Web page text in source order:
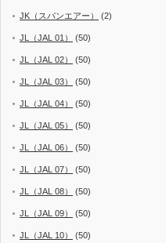
JK（スパンエアー） (2)
JL（JAL 01） (50)
JL（JAL 02） (50)
JL（JAL 03） (50)
JL（JAL 04） (50)
JL（JAL 05） (50)
JL（JAL 06） (50)
JL（JAL 07） (50)
JL（JAL 08） (50)
JL（JAL 09） (50)
JL（JAL 10） (50)